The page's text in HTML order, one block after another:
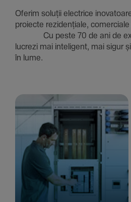
Oferim soluții electrice
proiecte rezi­den­țiale,
Cu peste 70 de ani de
lucrezi mai inte­li­gent, mai sigur
în lume.